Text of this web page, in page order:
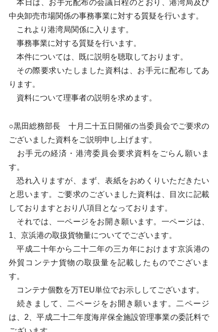
本日は、お手元配布の会議日程のとおり、港湾局及び
中央卸売市場関係の事務事業に対する質疑を行います。
これより港湾局関係に入ります。
事務事業に対する質疑を行います。
本件については、既に説明を聴取しております。
その際要求いたしました資料は、お手元に配布してあ
ります。
資料について理事者の説明を求めます。
○黒田総務部長 十月二十五日開催の当委員会でご要求の
ございました資料をご説明申し上げます。
お手元の経済・港湾委員会要求資料をごらん願いま
す。
恐れ入りますが、まず、表紙をおめくりいただきたい
と思います。ご要求のございました資料は、目次に記載
しておりますとおり八項目となっております。
それでは、一ページをお開き願います。一ページは、
1、京浜港の取扱貨物量についてでございます。
平成二十年から二十二年の三カ年におけます京浜港の
外貿コンテナ貨物の取扱量を記載したものでございま
す。
コンテナ個数を万TEU単位でお示ししてございます。
続きまして、二ページをお開き願います。二ページ
は、2、平成二十二年度海岸保全施設管理事業の委託料で